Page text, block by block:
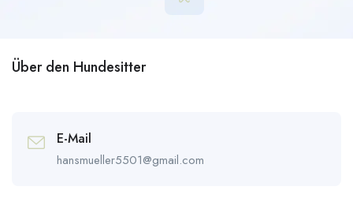
Über den Hundesitter
E-Mail
hansmueller5501@gmail.com